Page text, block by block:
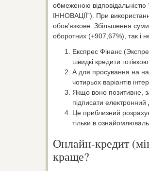
обмеженою
ІННОВАЦІЇ”). При
обов’язкове. Збільшення
оборотних (+907,67%), так і
Експрес Фінанс
швидкі кредити
А для просування на
чотирьох варіантів
Якщо воно позитивне,
підписати електронний
Це приблизний
тільки в
Онлайн-кредит
краще?